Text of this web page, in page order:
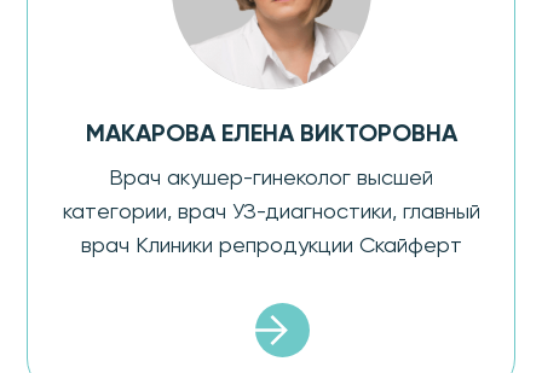
МАКАРОВА ЕЛЕНА ВИКТОРОВНА
Врач акушер-гинеколог высшей
категории, врач УЗ-диагностики, главный
врач Клиники репродукции Скайферт